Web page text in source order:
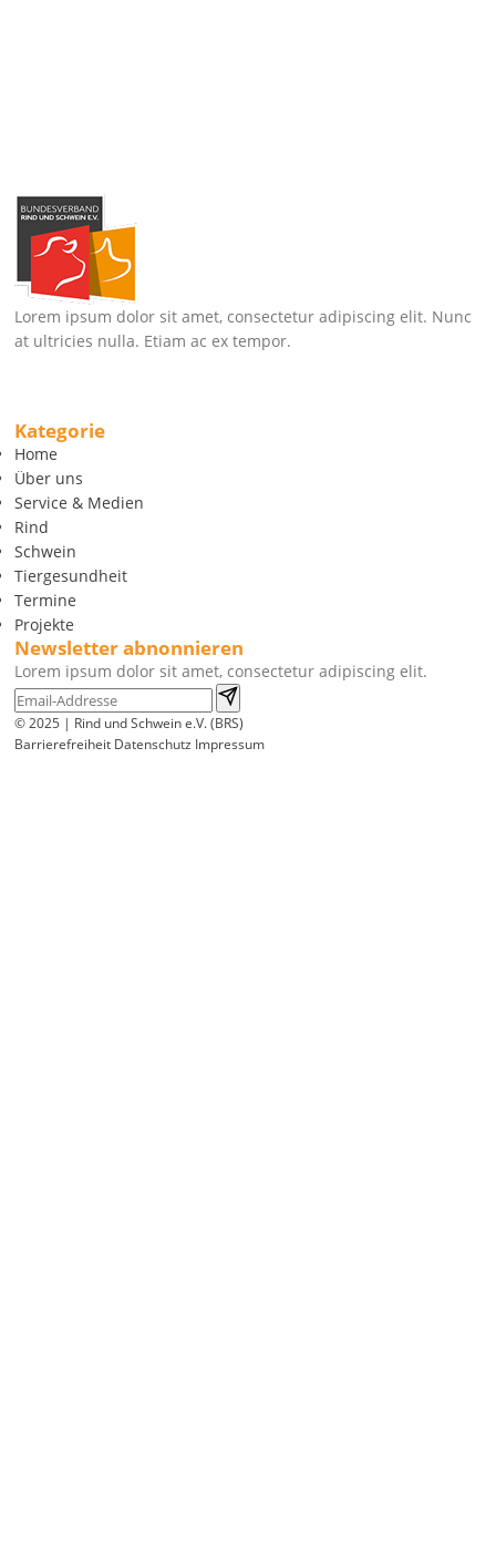
Lorem ipsum dolor sit amet, consectetur adipiscing elit. Nunc
at ultricies nulla. Etiam ac ex tempor.
Kategorie
Home
Über uns
Service & Medien
Rind
Schwein
Tiergesundheit
Termine
Projekte
Newsletter abnonnieren
Lorem ipsum dolor sit amet, consectetur adipiscing elit.
© 2025 | Rind und Schwein e.V. (BRS)
Barrierefreiheit Datenschutz Impressum